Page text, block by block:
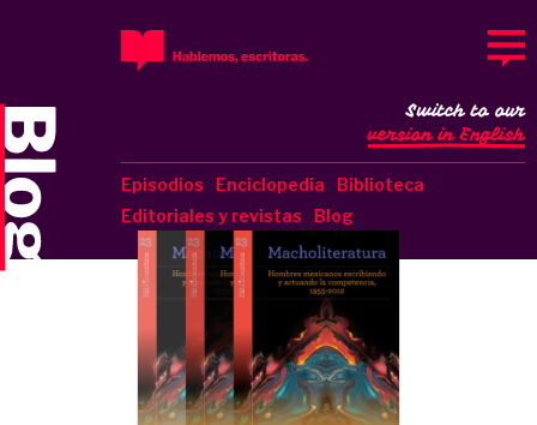
Episodios Enciclopedia
Biblioteca
Editoriales y revistas
Blog
Switch to our
version in English